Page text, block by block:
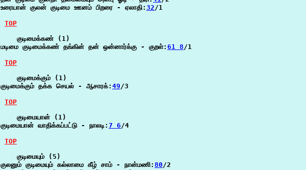
உரையான் குலன் குடிமை ஊனம் பிறரை - ஏலாதி: 32/1
TOP
    குடிமைக்கண் (1)
மடிமை குடிமைக்கண் தங்கின் தன் ஒன்னார்க்கு - குறள்: 61 8/1
TOP
    குடிமைக்கும் (1)
குடிமைக்கும் தக்க செயல் - ஆசாரக்: 49/3
TOP
    குடிமையான் (1)
குடிமையான் வாதிக்கப்பட்டு - நாலடி: 7 6/4
TOP
    குடிமையும் (5)
குலனும் குடிமையும் கல்லாமை கீழ் சாம் - நான்மணி: 80/2